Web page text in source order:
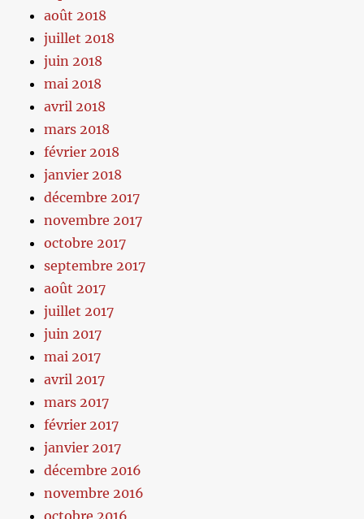
août 2018
juillet 2018
juin 2018
mai 2018
avril 2018
mars 2018
février 2018
janvier 2018
décembre 2017
novembre 2017
octobre 2017
septembre 2017
août 2017
juillet 2017
juin 2017
mai 2017
avril 2017
mars 2017
février 2017
janvier 2017
décembre 2016
novembre 2016
octobre 2016